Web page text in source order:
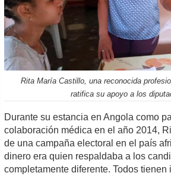
Rita María Castillo, una reconocida
ratifica su apoyo a los
Durante su estancia en Angola como
colaboración médica en el año 2014,
de una campaña electoral en el país
dinero era quien respaldaba a los
completamente diferente. Todos tienen